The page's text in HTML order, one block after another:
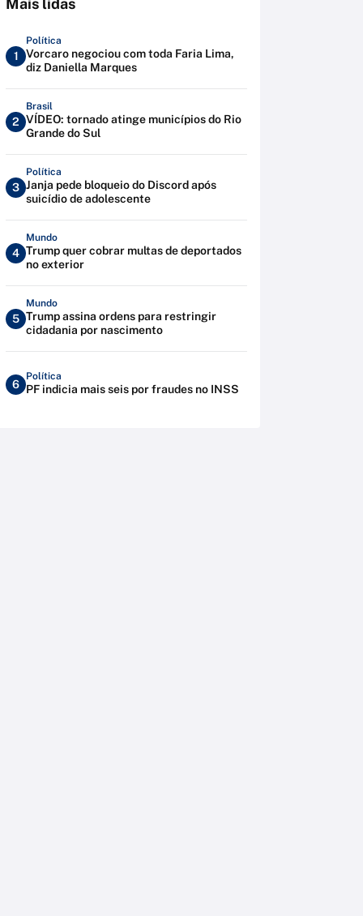
Mais lidas
1
Política
Vorcaro negociou com toda Faria Lima,
diz Daniella Marques
2
Brasil
VÍDEO: tornado atinge municípios do Rio
Grande do Sul
3
Política
Janja pede bloqueio do Discord após
suicídio de adolescente
4
Mundo
Trump quer cobrar multas de deportados
no exterior
5
Mundo
Trump assina ordens para restringir
cidadania por nascimento
6
Política
PF indicia mais seis por fraudes no INSS